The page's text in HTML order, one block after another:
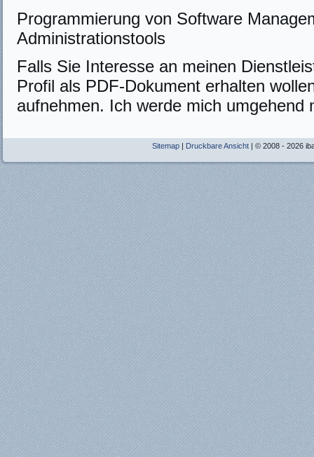
Programmierung von Software
Administrationstools
Falls Sie Interesse an meinen
Profil als PDF-Dokument erhalten
aufnehmen. Ich werde mich umgehend
Sitemap | Druckbare Ansicht | © 2008 - 2026